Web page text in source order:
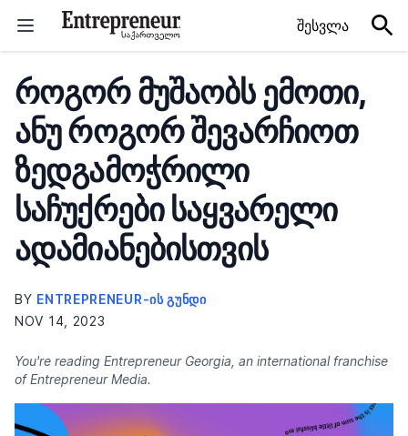
შესვლა
როგორ მუშაობს ემოთი,
ანუ როგორ შევარჩიოთ
ზედგამოჭრილი
საჩუქრები საყვარელი
ადამიანებისთვის
BY ENTREPRENEUR-ᲘᲡ ᲒᲣᲜᲓᲘ
NOV 14, 2023
You're reading Entrepreneur Georgia, an international franchise
of Entrepreneur Media.